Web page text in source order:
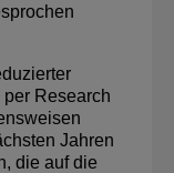
Research
Jahren
die auf die